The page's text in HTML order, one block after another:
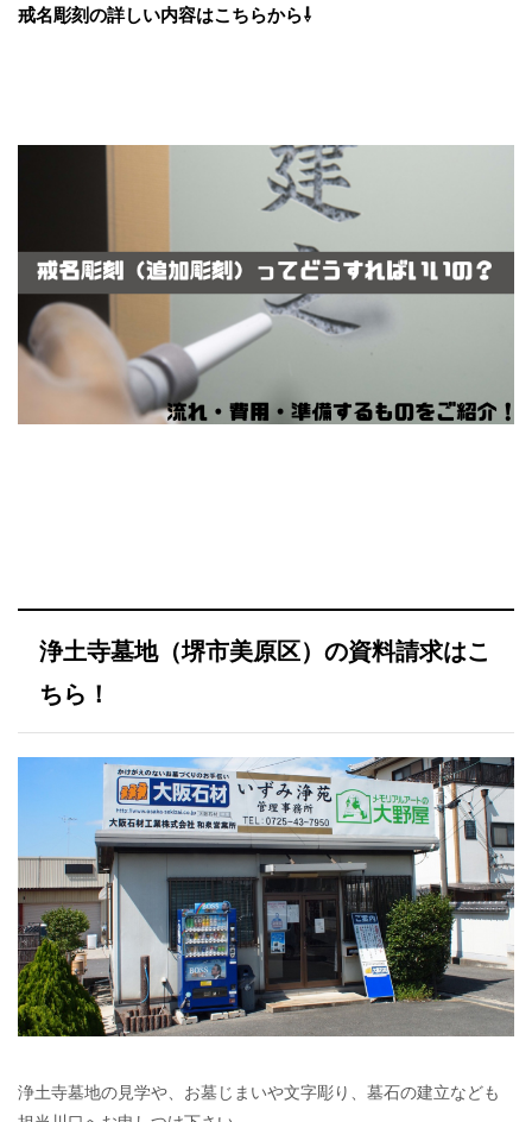
戒名彫刻の詳しい内容はこちらから⇩
浄土寺墓地（堺市美原区）の資料請求はこ
ちら！
浄土寺墓地の見学や、お墓じまいや文字彫り、墓石の建立なども